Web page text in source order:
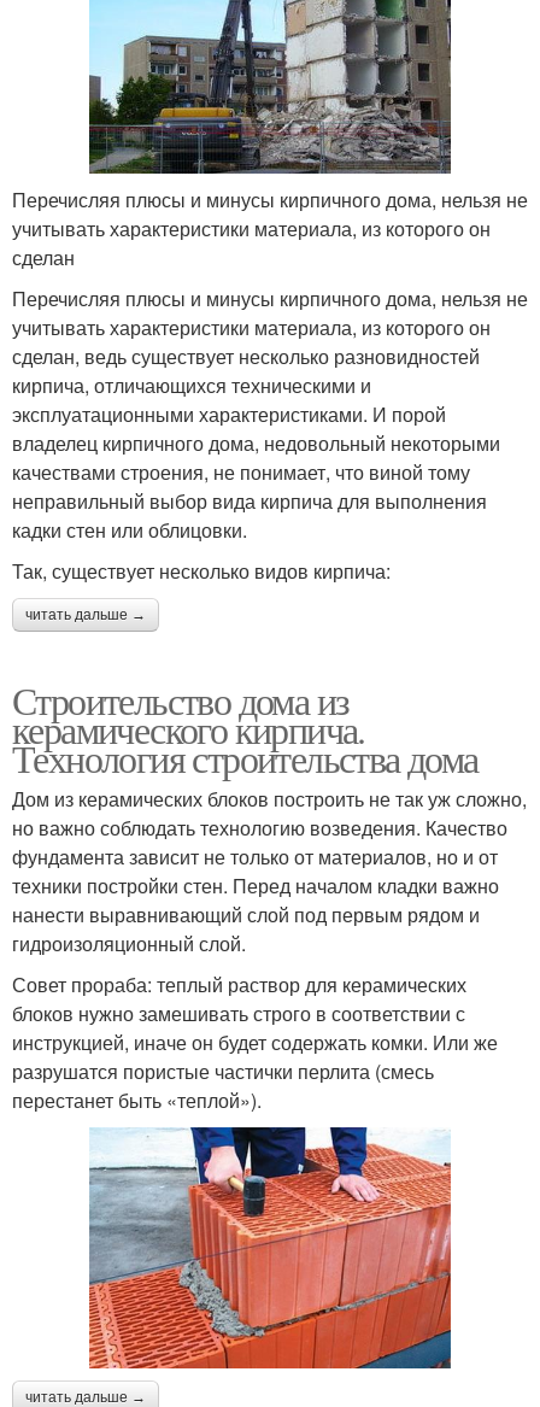
Перечисляя плюсы и минусы кирпичного дома, нельзя не
учитывать характеристики материала, из которого он
сделан
Перечисляя плюсы и минусы кирпичного дома, нельзя не
учитывать характеристики материала, из которого он
сделан, ведь существует несколько разновидностей
кирпича, отличающихся техническими и
эксплуатационными характеристиками. И порой
владелец кирпичного дома, недовольный некоторыми
качествами строения, не понимает, что виной тому
неправильный выбор вида кирпича для выполнения
кадки стен или облицовки.
Так, существует несколько видов кирпича:
читать дальше →
Строительство дома из
керамического кирпича.
Технология строительства дома
Дом из керамических блоков построить не так уж сложно,
но важно соблюдать технологию возведения. Качество
фундамента зависит не только от материалов, но и от
техники постройки стен. Перед началом кладки важно
нанести выравнивающий слой под первым рядом и
гидроизоляционный слой.
Совет прораба: теплый раствор для керамических
блоков нужно замешивать строго в соответствии с
инструкцией, иначе он будет содержать комки. Или же
разрушатся пористые частички перлита (смесь
перестанет быть «теплой»).
читать дальше →